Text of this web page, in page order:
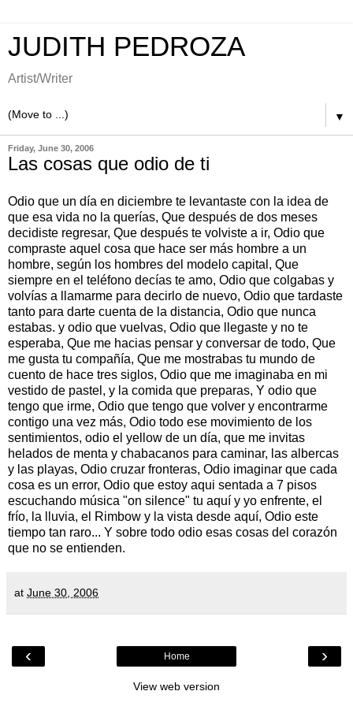
JUDITH PEDROZA
Artist/Writer
▼
Friday, June 30, 2006
Las cosas que odio de ti
Odio que un día en diciembre te levantaste con la idea de
que esa vida no la querías, Que después de dos meses
decidiste regresar, Que después te volviste a ir, Odio que
compraste aquel cosa que hace ser más hombre a un
hombre, según los hombres del modelo capital, Que
siempre en el teléfono decías te amo, Odio que colgabas y
volvías a llamarme para decirlo de nuevo, Odio que tardaste
tanto para darte cuenta de la distancia, Odio que nunca
estabas. y odio que vuelvas, Odio que llegaste y no te
esperaba, Que me hacias pensar y conversar de todo, Que
me gusta tu compañía, Que me mostrabas tu mundo de
cuento de hace tres siglos, Odio que me imaginaba en mi
vestido de pastel, y la comida que preparas, Y odio que
tengo que irme, Odio que tengo que volver y encontrarme
contigo una vez más, Odio todo ese movimiento de los
sentimientos, odio el yellow de un día, que me invitas
helados de menta y chabacanos para caminar, las albercas
y las playas, Odio cruzar fronteras, Odio imaginar que cada
cosa es un error, Odio que estoy aqui sentada a 7 pisos
escuchando música "on silence" tu aquí y yo enfrente, el
frío, la lluvia, el Rimbow y la vista desde aquí, Odio este
tiempo tan raro... Y sobre todo odio esas cosas del corazón
que no se entienden.
at June 30, 2006
‹ ›
Home
View web version